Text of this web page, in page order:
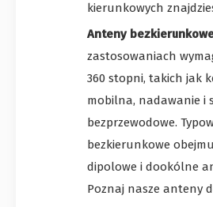
kierunkowych
Anteny
zastosowaniach
360 stopni, takich jak
mobilna, nadawanie i
bezprzewodowe.
bezkierunkowe
dipolowe i dookólne
Poznaj nasze anteny